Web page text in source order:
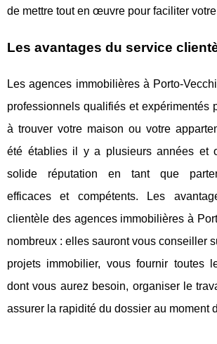
de mettre tout en œuvre pour faciliter
Les avantages du service
Les agences immobilières à Porto-
professionnels qualifiés et expérimentés
à trouver votre maison ou votre
été établies il y a plusieurs années et
solide réputation en tant que
efficaces et compétents. Les
clientèle des agences immobilières à
nombreux : elles sauront vous conseiller
projets immobilier, vous fournir toutes
dont vous aurez besoin, organiser le
assurer la rapidité du dossier au moment